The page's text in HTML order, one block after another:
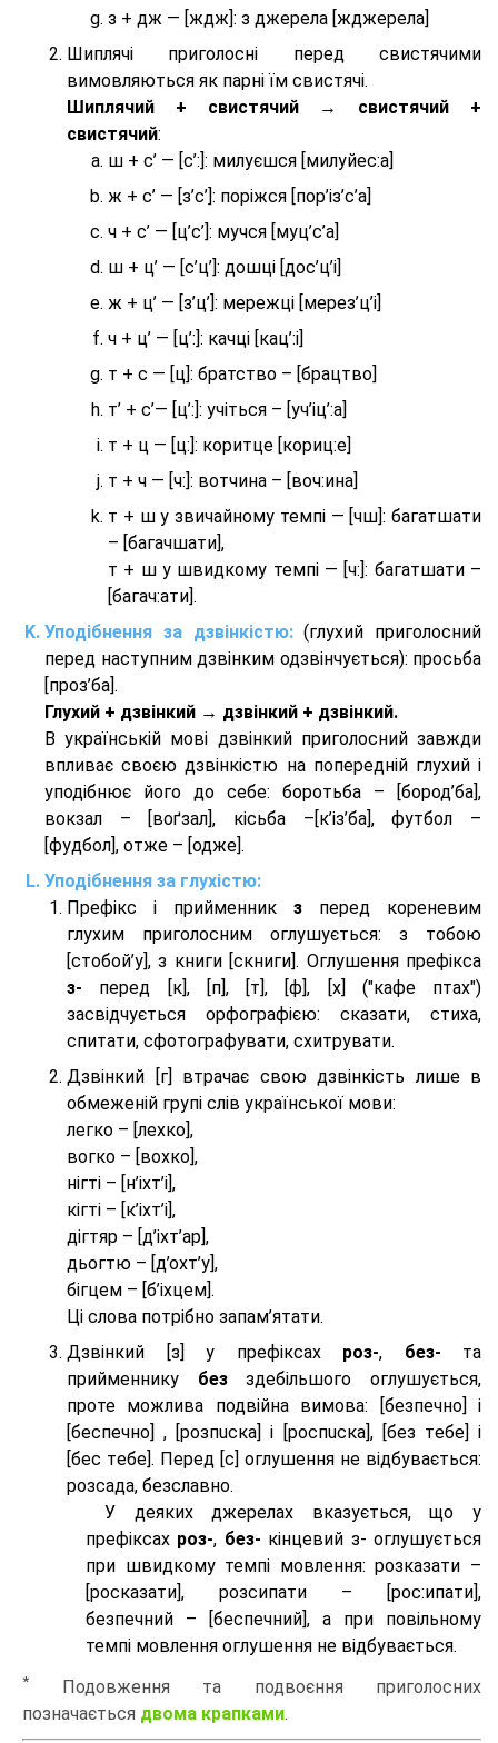
з + дж — [ждж]: з джерела [жджерела]
Шиплячі приголосні перед свистячими
вимовляються як парні їм свистячі.
Шиплячий + свистячий → свистячий +
свистячий:
ш + с’ — [с’:]: милуєшся [милуйес:а]
ж + с’ — [з’с’]: поріжся [пор’із’с’а]
ч + с’ — [ц’с’]: мучся [муц’с’а]
ш + ц’ — [с’ц’]: дошці [дос’ц’і]
ж + ц’ — [з’ц’]: мережці [мерез’ц’і]
ч + ц’ — [ц’:]: качці [кац’:і]
т + с — [ц]: братство – [брaцтво]
т’ + с’— [ц’:]: учіться – [уч’іц’:a]
т + ц — [ц:]: коритце [кориц:е]
т + ч — [ч:]: вотчина – [вoч:ина]
т + ш у звичайному темпі — [чш]: багатшати
– [багачшати],
т + ш у швидкому темпі — [ч:]: багатшати –
[багач:ати].
Уподібнення за дзвінкістю:(глухий приголосний
перед наступним дзвінким одзвінчується): просьба
[проз’ба].
Глухий + дзвінкий → дзвінкий + дзвінкий.
В українській мові дзвінкий приголосний завжди
впливає своєю дзвінкістю на попередній глухий і
уподібнює його до себе: боротьба – [бород’ба],
вокзал – [воґзал], кісьба –[к’із’ба], футбол –
[фудбол], отже – [одже].
Уподібнення за глухістю:
Префікс і прийменник з перед кореневим
глухим приголосним оглушується: з тобою
[стобой’у], з книги [скниги]. Оглушення префікса
з- перед [к], [п], [т], [ф], [х] ("кафе птах")
засвідчується орфографією: сказати, стиха,
спитати, сфотографувати, схитрувати.
Дзвінкий [г] втрачає свою дзвінкість лише в
обмеженій групі слів української мови:
легко – [лехко],
вогко – [вохко],
нігті – [н’іхт’і],
кігті – [к’іхт’і],
дігтяр – [д’іхт’ар],
дьогтю – [д’охт’у],
бігцем – [б’іхцем].
Ці слова потрібно запам’ятати.
Дзвінкий [з] у префіксах роз-, без- та
прийменнику безздебільшого оглушується,
проте можлива подвійна вимова: [безпeчно] і
[беспeчно] , [розпuска] і [роспuска], [без тeбе] і
[бес тeбе]. Перед [с] оглушення не відбувається:
розсада, безславно.
У деяких джерелах вказується, що у
префіксах роз-, без- кінцевий з- оглушується
при швидкому темпі мовлення: розказати –
[росказати], розсипати – [роc:ипати],
безпечний – [беспечний], а при повільному
темпі мовлення оглушення не відбувається.
*
Подовження та подвоєння приголосних
позначається двома крапками.